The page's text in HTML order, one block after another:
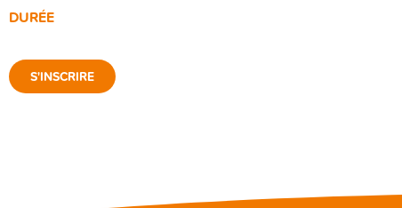
DURÉE
S'INSCRIRE